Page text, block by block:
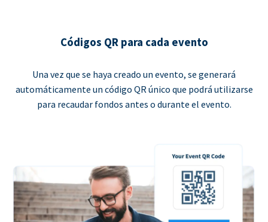
Códigos QR para cada evento
Una vez que se haya creado un evento, se generará
automáticamente un código QR único que podrá utilizarse
para recaudar fondos antes o durante el evento.